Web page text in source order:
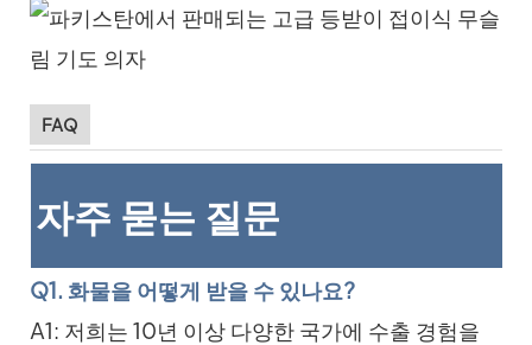
FAQ
자주 묻는 질문
Q1. 화물을 어떻게 받을 수 있나요?
A1: 저희는 10년 이상 다양한 국가에 수출 경험을